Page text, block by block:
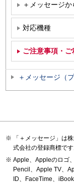
＋メッセージ
対応機種
ご注意事項・ご
＋メッセージ（
「＋メッセージ」は
式会社の登録商標です
Apple、Appleのロゴ
Pencil、Apple TV、
ID、FaceTime、